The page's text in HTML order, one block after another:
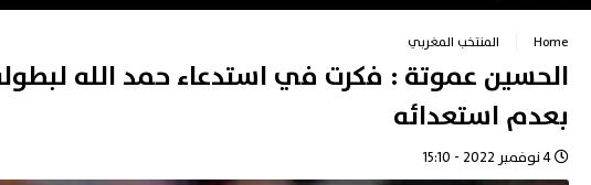
Home المنتخب المغربي
الحسين عموتة : فكرت في استدعاء حمد الله
بعدم استعدائه